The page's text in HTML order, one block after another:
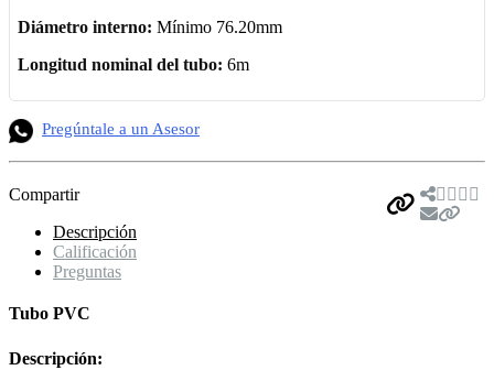
Diámetro interno: Mínimo 76.20mm
Longitud nominal del tubo: 6m
Pregúntale a un Asesor
Compartir
Descripción
Calificación
Preguntas
Tubo PVC
Descripción: